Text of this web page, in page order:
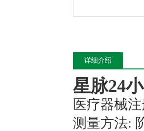
详细介绍
星脉24
医疗器械
测量方法: